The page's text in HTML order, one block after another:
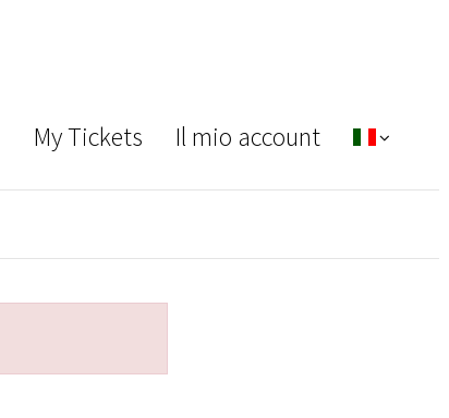
My Tickets Il mio account